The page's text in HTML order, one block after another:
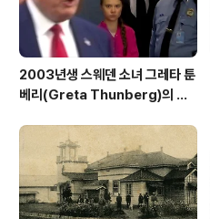
2003년생 스웨덴 소녀 그레타 툰
베리(Greta Thunberg)의 외